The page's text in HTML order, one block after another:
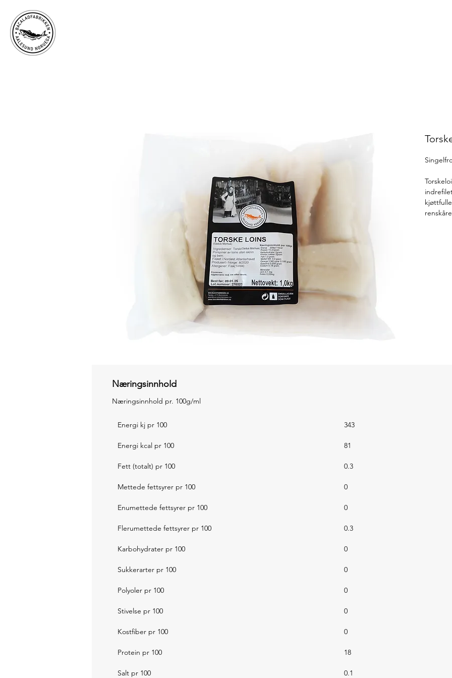
Næringsinnhold
Næringsinnhold pr. 100g/ml
Energi kj pr 100 343
Energi kcal pr 100 81
Fett (totalt) pr 100 0.3
Mettede fettsyrer pr 100 0
Enumettede fettsyrer pr 100 0
Flerumettede fettsyrer pr 100 0.3
Karbohydrater pr 100 0
Sukkerarter pr 100 0
Polyoler pr 100 0
Stivelse pr 100 0
Kostfiber pr 100 0
Protein pr 100 18
Salt pr 100 0.1